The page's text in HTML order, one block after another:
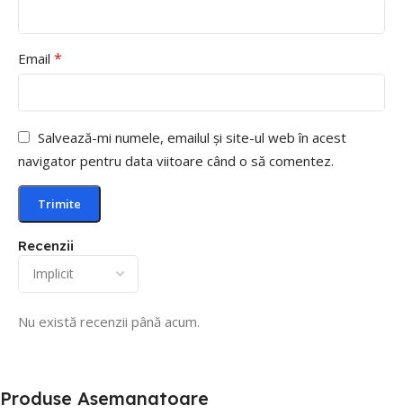
Recenzii
Nu există recenzii până acum.
Email *
Salvează-mi numele, emailul și site-ul web în acest
navigator pentru data viitoare când o să comentez.
Produse Asemanatoare